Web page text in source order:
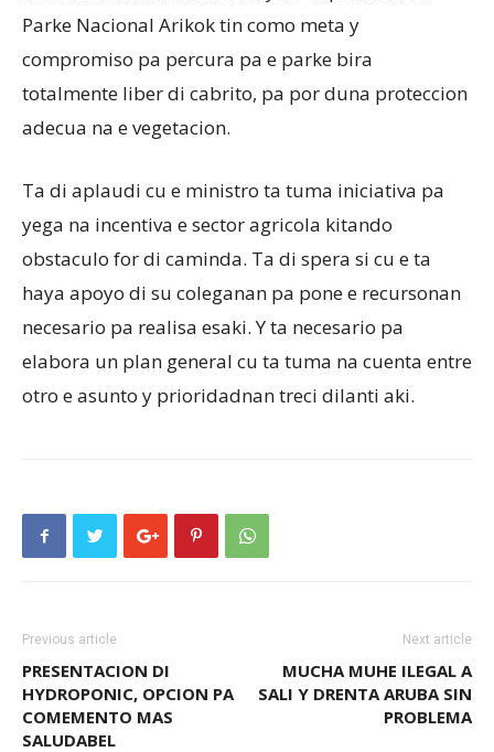
Parke Nacional Arikok tin como meta y
compromiso pa percura pa e parke bira
totalmente liber di cabrito, pa por duna proteccion
adecua na e vegetacion.
Ta di aplaudi cu e ministro ta tuma iniciativa pa
yega na incentiva e sector agricola kitando
obstaculo for di caminda. Ta di spera si cu e ta
haya apoyo di su coleganan pa pone e recursonan
necesario pa realisa esaki. Y ta necesario pa
elabora un plan general cu ta tuma na cuenta entre
otro e asunto y prioridadnan treci dilanti aki.
Previous article
PRESENTACION DI
HYDROPONIC, OPCION PA
COMEMENTO MAS
SALUDABEL
Next article
MUCHA MUHE ILEGAL A
SALI Y DRENTA ARUBA SIN
PROBLEMA